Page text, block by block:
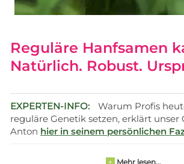
Reguläre Hanfsamen
Natürlich. Robust.
EXPERTEN-INFO:
Warum Profis
reguläre Genetik setzen, erklärt unser
Anton hier in seinem persönlichen
Mehr lesen...